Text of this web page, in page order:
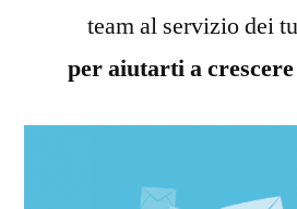
team al servizio dei
per aiutarti a